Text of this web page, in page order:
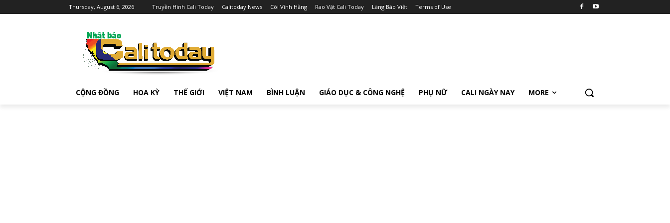
Thursday, August 6, 2026 Truyền Hình Cali Today Calitoday News Cõi Vĩnh Hằng Rao Vặt Cali Today Làng Báo Việt Terms of Use
CỘNG ĐỒNG HOA KỲ THẾ GIỚI VIỆT NAM BÌNH LUẬN GIÁO DỤC & CÔNG NGHỆ PHỤ NỮ CALI NGÀY NAY MORE